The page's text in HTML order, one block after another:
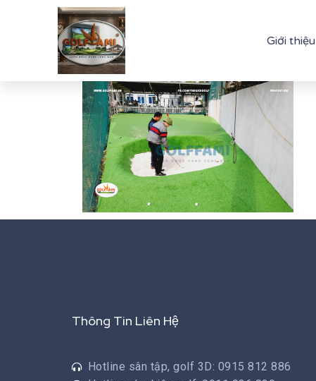
Giới thiệu
Thông Tin Liên Hệ
Hotline sân tập, golf 3D: 0915 812 886